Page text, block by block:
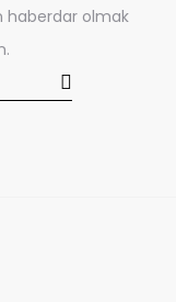
haberdar olmak